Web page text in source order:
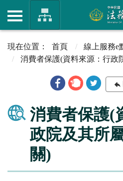
首頁
線上服務e
消費者保護(資料來源：行政
消費者保護(
政院及其所
關)